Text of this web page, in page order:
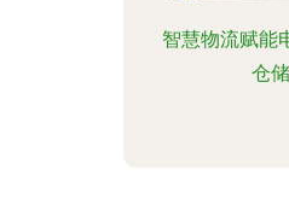
智慧物流赋能
仓